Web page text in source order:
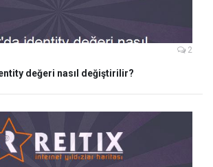
2
değeri nasıl değiştirilir?